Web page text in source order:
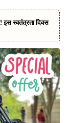
स्वतंत्रता दिवस